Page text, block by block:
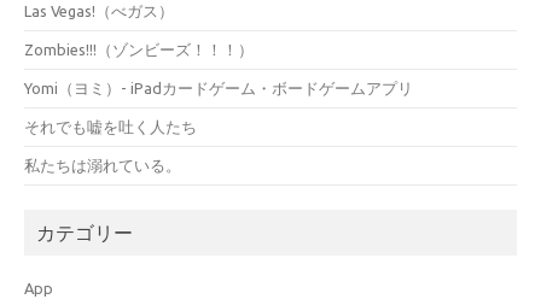
Las Vegas!（べガス）
Zombies!!!（ゾンビーズ！！！）
Yomi（ヨミ）- iPadカードゲーム・ボードゲームアプリ
それでも嘘を吐く人たち
私たちは溺れている。
カテゴリー
App